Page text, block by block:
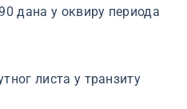
дана у оквиру периода
листа у транзиту